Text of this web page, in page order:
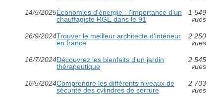
14/5/2025Économies d'énergie : l'importance d'un
chauffagiste RGE dans le 91
1 549
vues
26/9/2024Trouver le meilleur architecte d'intérieur
en france
2 250
vues
16/7/2024Découvrez les bienfaits d'un jardin
thérapeutique
2 545
vues
18/5/2024Comprendre les différents niveaux de
sécurité des cylindres de serrure
2 703
vues